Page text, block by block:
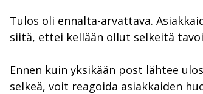
Tulos oli ennalta-arvattava.
siitä, ettei kellään ollut selkeitä
Ennen kuin yksikään post lähtee
selkeä, voit reagoida asiakkaiden